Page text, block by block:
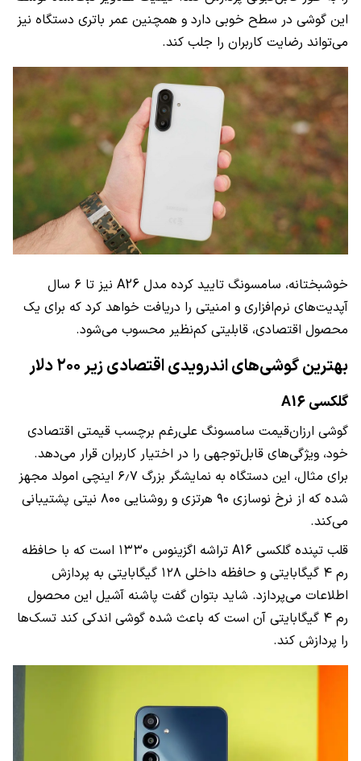
این گوشی در سطح خوبی دارد و همچنین عمر باتری دستگاه نیز
می‌تواند رضایت کاربران را جلب کند.
خوشبختانه، سامسونگ تایید کرده مدل A26 نیز تا ۶ سال
آپدیت‌های نرم‌افزاری و امنیتی را دریافت خواهد کرد که برای یک
محصول اقتصادی، قابلیتی کم‌نظیر محسوب می‌شود.
بهترین گوشی‌های اندرویدی اقتصادی زیر ۲۰۰ دلار
گلکسی A16
گوشی ارزان‌قیمت سامسونگ علی‌رغم برچسب قیمتی اقتصادی
خود، ویژگی‌های قابل‌توجهی را در اختیار کاربران قرار می‌دهد.
برای مثال، این دستگاه به نمایشگر بزرگ ۶٫۷ اینچی امولد مجهز
شده که از نرخ نوسازی ۹۰ هرتزی و روشنایی ۸۰۰ نیتی پشتیبانی
می‌کند.
قلب تپنده گلکسی A16 تراشه اگزینوس ۱۳۳۰ است که با حافظه
رم ۴ گیگابایتی و حافظه داخلی ۱۲۸ گیگابایتی به پردازش
اطلاعات می‌پردازد. شاید بتوان گفت پاشنه آشیل این محصول
رم ۴ گیگابایتی آن است که باعث شده گوشی اندکی کند تسک‌ها
را پردازش کند.